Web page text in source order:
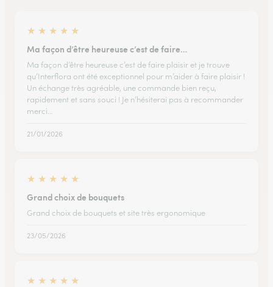
★ ★ ★ ★ ★
Ma façon d’être heureuse c’est de faire…
Ma façon d’être heureuse c’est de faire plaisir et je trouve
qu’Interflora ont été exceptionnel pour m’aider à faire plaisir !
Un échange très agréable, une commande bien reçu,
rapidement et sans souci ! Je n’hésiterai pas à recommander
merci…
21/01/2026
★ ★ ★ ★ ★
Grand choix de bouquets
Grand choix de bouquets et site très ergonomique
23/05/2026
★ ★ ★ ★ ★